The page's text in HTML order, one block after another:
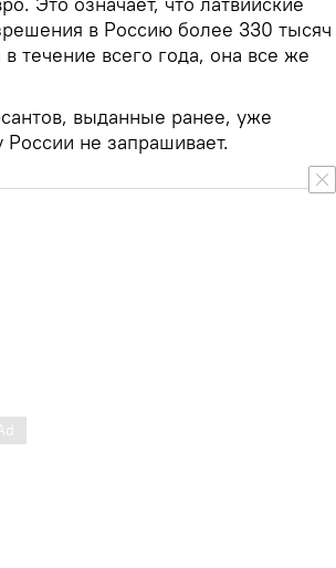
в Россию более 330 тысяч
течение всего года, она все же
выданные ранее, уже
не запрашивает.